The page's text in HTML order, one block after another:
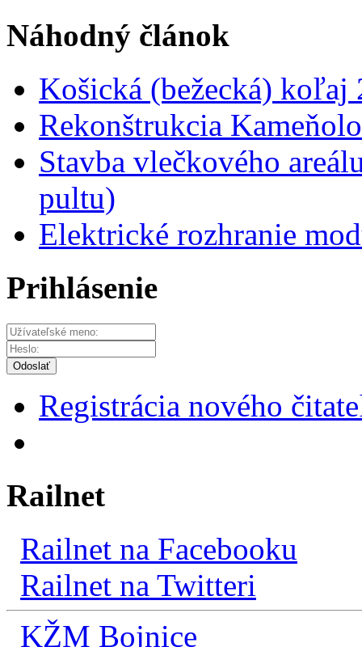
Náhodný článok
Košická (bežecká) koľaj
Rekonštrukcia
Stavba vlečkového
pultu)
Elektrické rozhranie
Prihlásenie
Odoslať
Registrácia nového
Railnet
Railnet na Facebooku
Railnet na Twitteri
KŽM Bojnice